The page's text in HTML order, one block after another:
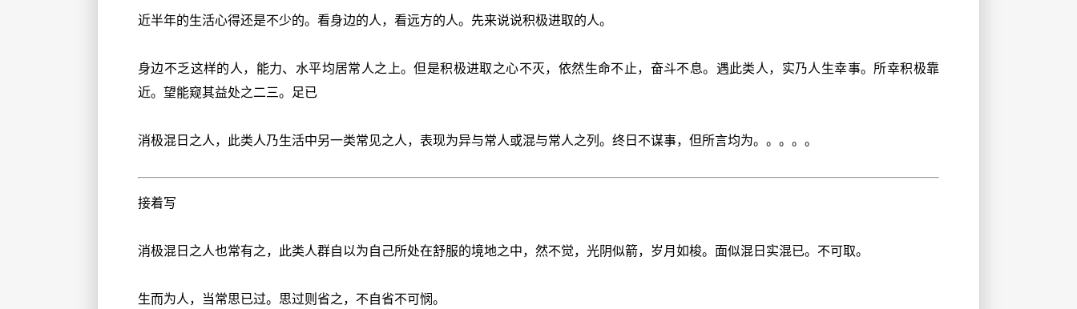
近半年的生活心得还是不少的。看身边的人，看远方的人。先来说说积极进取的人。
身边不乏这样的人，能力、水平均居常人之上。但是积极进取之心不灭，依然生命不止，奋斗不息。遇此类人，实乃人生幸事。所幸积极靠
近。望能窥其益处之二三。足已
消极混日之人，此类人乃生活中另一类常见之人，表现为异与常人或混与常人之列。终日不谋事，但所言均为。。。。。
接着写
消极混日之人也常有之，此类人群自以为自己所处在舒服的境地之中，然不觉，光阴似箭，岁月如梭。面似混日实混已。不可取。
生而为人，当常思已过。思过则省之，不自省不可悯。